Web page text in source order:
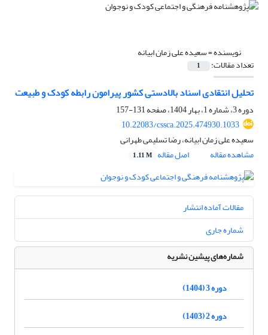
نویسنده =سعیده علی زمان ابیانه
تعداد مقالات: 1
تحلیل انتقادی اسناد بالادستی کشور پیرامون رابطه کودک و طبیعت
دوره 3، شماره 1، بهار 1404، صفحه
131-157
10.22083/cssca.2025.474930.1033
سعیده علی زمان ابیانه، رضا تسلیمی طهرانی
مشاهده مقاله
اصل مقاله 1.11 M
مقالات آماده انتشار
شماره جاری
شماره‌های پیشین نشریه
دوره 3 (1404)
دوره 2 (1403)